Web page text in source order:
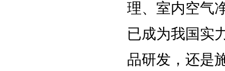
理、室内空气
已成为我国实
品研发，还是